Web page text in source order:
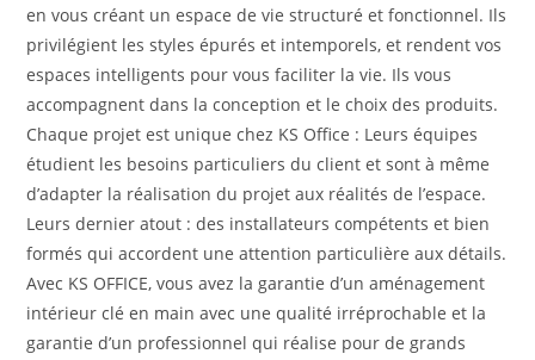
en vous créant un espace de vie structuré et fonctionnel. Ils
privilégient les styles épurés et intemporels, et rendent vos
espaces intelligents pour vous faciliter la vie. Ils vous
accompagnent dans la conception et le choix des produits.
Chaque projet est unique chez KS Office : Leurs équipes
étudient les besoins particuliers du client et sont à même
d’adapter la réalisation du projet aux réalités de l’espace.
Leurs dernier atout : des installateurs compétents et bien
formés qui accordent une attention particulière aux détails.
Avec KS OFFICE, vous avez la garantie d’un aménagement
intérieur clé en main avec une qualité irréprochable et la
garantie d’un professionnel qui réalise pour de grands